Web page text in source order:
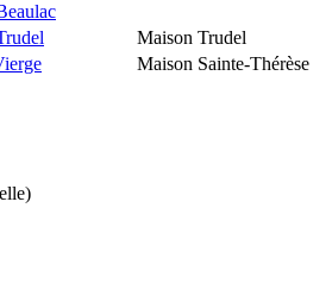
Maison Trudel
Maison Sainte-Thérèse